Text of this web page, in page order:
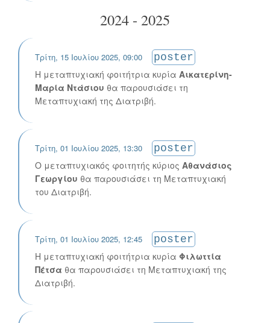
2024 - 2025
Τρίτη, 15 Ιουλίου 2025, 09:00
poster
Η μεταπτυχιακή φοιτήτρια κυρία Αικατερίνη-
Μαρία Ντάσιου θα παρουσιάσει τη
Μεταπτυχιακή της Διατριβή.
Τρίτη, 01 Ιουλίου 2025, 13:30
poster
Ο μεταπτυχιακός φοιτητής κύριος Αθανάσιος
Γεωργίου θα παρουσιάσει τη Μεταπτυχιακή
του Διατριβή.
Τρίτη, 01 Ιουλίου 2025, 12:45
poster
Η μεταπτυχιακή φοιτήτρια κυρία Φιλωττία
Πέτσα θα παρουσιάσει τη Μεταπτυχιακή της
Διατριβή.